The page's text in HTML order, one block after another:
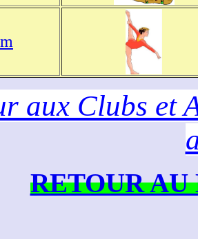
aux Clubs et
RETOUR